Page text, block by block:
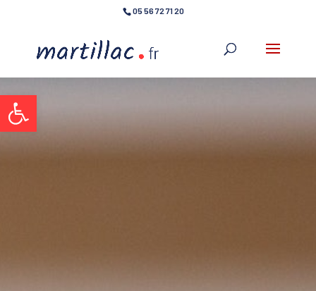
Ouvrir la barre d’outils
05 56 72 71 20